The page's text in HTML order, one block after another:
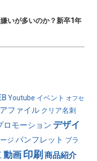
いが多いのか？新卒1年
Youtube イベント オフセ
ファイル クリア名刺
ロモーション デザイ
ジ パンフレット ブラ
動画印刷 商品紹介